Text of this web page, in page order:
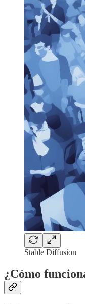
Stable Diffusion
¿Cómo